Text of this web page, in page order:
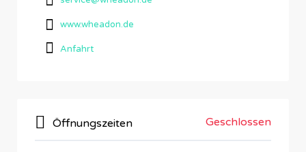
www.wheadon.de
Anfahrt
Öffnungszeiten Geschlossen